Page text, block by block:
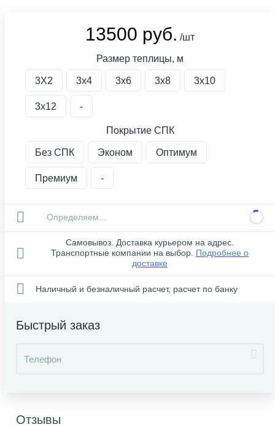
13500 руб. /шт
Размер теплицы, м
3X2 3х4 3х6 3х8 3х10
3х12 -
Покрытие СПК
Без СПК Эконом Оптимум
Премиум -
Определяем...
Самовывоз. Доставка курьером на адрес.
Транспортные компании на выбор. Подробнее о
доставке
Наличный и безналичный расчет, расчет по банку
Быстрый заказ
Отзывы